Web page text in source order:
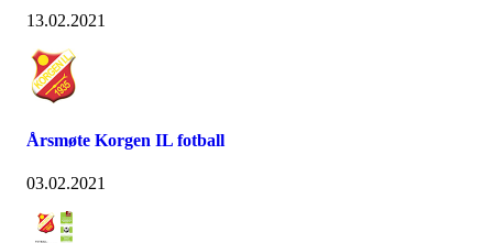
13.02.2021
Årsmøte Korgen IL fotball
03.02.2021